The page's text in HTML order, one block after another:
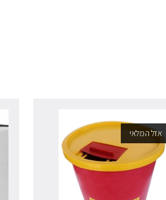
אזל המלאי